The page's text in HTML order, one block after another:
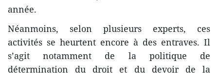
année.
Néanmoins, selon plusieurs experts, ces
activités se heurtent encore à des entraves. Il
s’agit notamment de la politique de
détermination du droit et du devoir de la